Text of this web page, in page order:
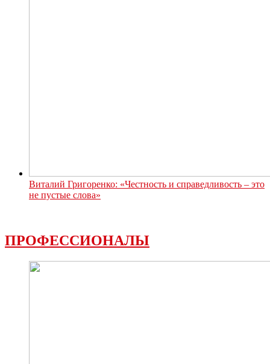
Виталий Григоренко: «Честность и справедливость – это
не пустые слова»
ПРОФЕССИОНАЛЫ